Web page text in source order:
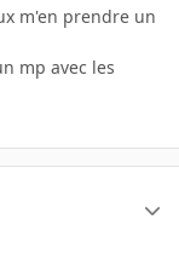
m'en prendre un
mp avec les